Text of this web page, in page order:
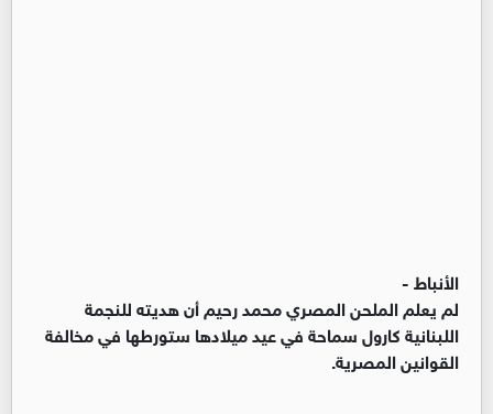
الأنباط -
لم يعلم الملحن المصري محمد رحيم أن هديته للنجمة
اللبنانية كارول سماحة في عيد ميلادها ستورطها في مخالفة
القوانين المصرية.